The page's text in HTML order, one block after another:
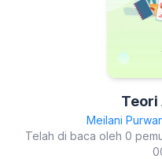
Teori
Meilani
Telah di baca oleh 0